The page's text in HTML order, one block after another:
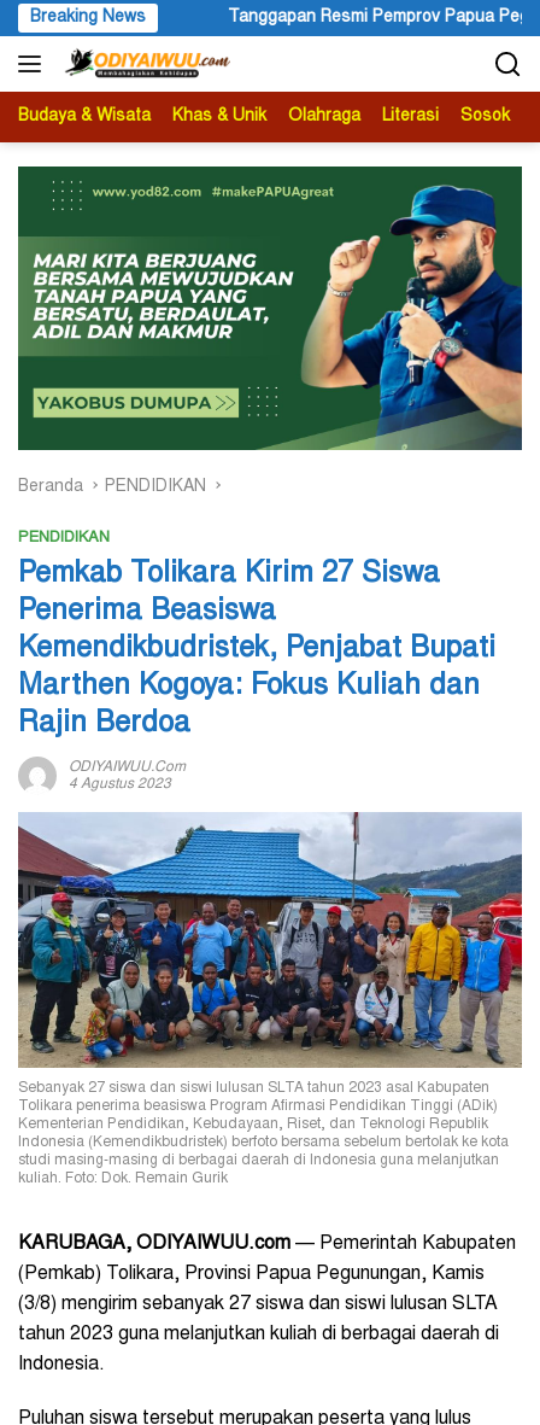
Langsung
ke
konten
Breaking News
Papua Pegunungan Pasca Gubernur Dr John Tabo Diadukan
Budaya & Wisata Khas & Unik Olahraga Literasi Sosok
Beranda PENDIDIKAN
PENDIDIKAN
Pemkab Tolikara Kirim 27 Siswa
Penerima Beasiswa
Kemendikbudristek, Penjabat Bupati
Marthen Kogoya: Fokus Kuliah dan
Rajin Berdoa
ODIYAIWUU.com
4 Agustus 2023
Sebanyak 27 siswa dan siswi lulusan SLTA tahun 2023 asal Kabupaten
Tolikara penerima beasiswa Program Afirmasi Pendidikan Tinggi (ADik)
Kementerian Pendidikan, Kebudayaan, Riset, dan Teknologi Republik
Indonesia (Kemendikbudristek) berfoto bersama sebelum bertolak ke kota
studi masing-masing di berbagai daerah di Indonesia guna melanjutkan
kuliah. Foto: Dok. Remain Gurik
KARUBAGA, ODIYAIWUU.com — Pemerintah Kabupaten
(Pemkab) Tolikara, Provinsi Papua Pegunungan, Kamis
(3/8) mengirim sebanyak 27 siswa dan siswi lulusan SLTA
tahun 2023 guna melanjutkan kuliah di berbagai daerah di
Indonesia.
Puluhan siswa tersebut merupakan peserta yang lulus